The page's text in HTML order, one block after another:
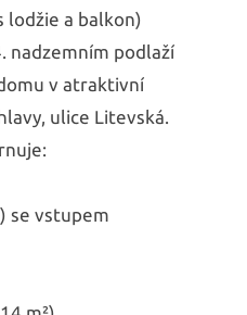
lodžie a balkon)
nadzemním podlaží
v atraktivní
ulice Litevská.
se vstupem